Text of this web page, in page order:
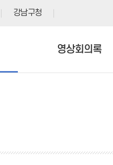
강남구청
영상회의록